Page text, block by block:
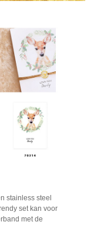
stainless steel
set kan voor
met de